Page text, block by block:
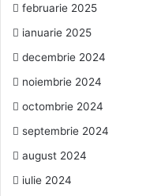
februarie 2025
ianuarie 2025
decembrie 2024
noiembrie 2024
octombrie 2024
septembrie 2024
august 2024
iulie 2024